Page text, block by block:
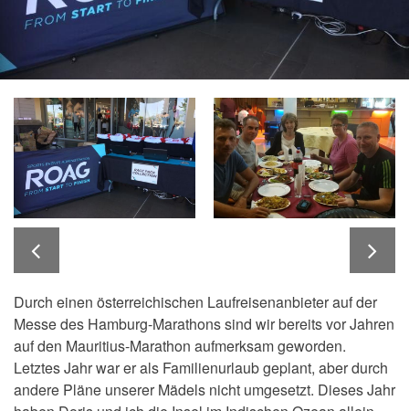
Durch einen österreichischen Laufreisenanbieter auf der
Messe des Hamburg-Marathons sind wir bereits vor Jahren
auf den Mauritius-Marathon aufmerksam geworden.
Letztes Jahr war er als Familienurlaub geplant, aber durch
andere Pläne unserer Mädels nicht umgesetzt. Dieses Jahr